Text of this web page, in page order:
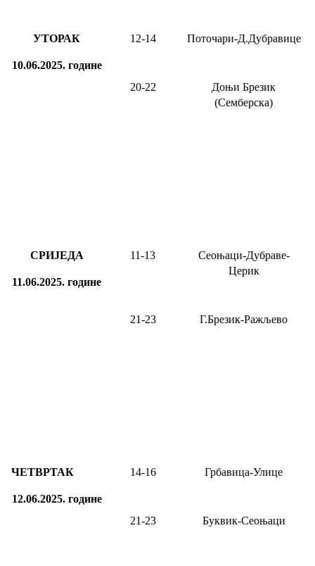
УТОРАК
10.06.2025.године
12-14 Поточари-Д.Дубравице
20-22
Доњи Брезик
(Семберска)
СРИЈЕДА
11.06.2025. године
11-13
Сеоњаци-Дубраве-
Церик
21-23 Г.Брезик-Ражљево
ЧЕТВРТАК
12.06.2025.године
14-16 Грбавица-Улице
21-23 Буквик-Сеоњаци